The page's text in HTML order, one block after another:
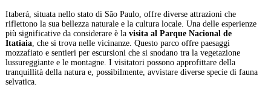
Itaberá, situata nello stato di São Paulo, offre diverse attrazioni che
riflettono la sua bellezza naturale e la cultura locale. Una delle esperienze
più significative da considerare è la visita al Parque Nacional de
Itatiaia, che si trova nelle vicinanze. Questo parco offre paesaggi
mozzafiato e sentieri per escursioni che si snodano tra la vegetazione
lussureggiante e le montagne. I visitatori possono approfittare della
tranquillità della natura e, possibilmente, avvistare diverse specie di fauna
selvatica.